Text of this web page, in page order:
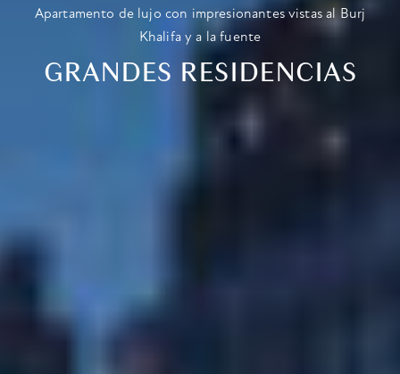
Apartamento de lujo con impresionantes vistas al Burj
Khalifa y a la fuente
GRANDES RESIDENCIAS